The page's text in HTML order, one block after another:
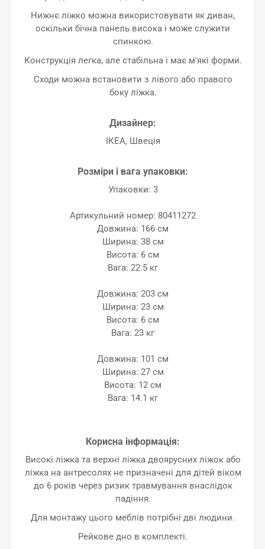
Нижнє ліжко можна використовувати як диван,
оскільки бічна панель висока і може служити
спинкою.
Конструкція легка, але стабільна і має м'які форми.
Сходи можна встановити з лівого або правого
боку ліжка.
Дизайнер:
ІКЕА, Швеція
Розміри і вага упаковки:
Упаковки: 3
Артикульний номер: 80411272
Довжина: 166 см
Ширина: 38 см
Висота: 6 см
Вага: 22.5 кг
Довжина: 203 см
Ширина: 23 см
Висота: 6 см
Вага: 23 кг
Довжина: 101 см
Ширина: 27 см
Висота: 12 см
Вага: 14.1 кг
Корисна інформація:
Високі ліжка та верхні ліжка двоярусних ліжок або
ліжка на антресолях не призначені для дітей віком
до 6 років через ризик травмування внаслідок
падіння.
Для монтажу цього меблів потрібні дві людини.
Рейкове дно в комплекті.